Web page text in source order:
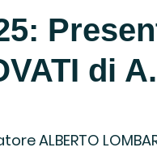
di
ALBERTO